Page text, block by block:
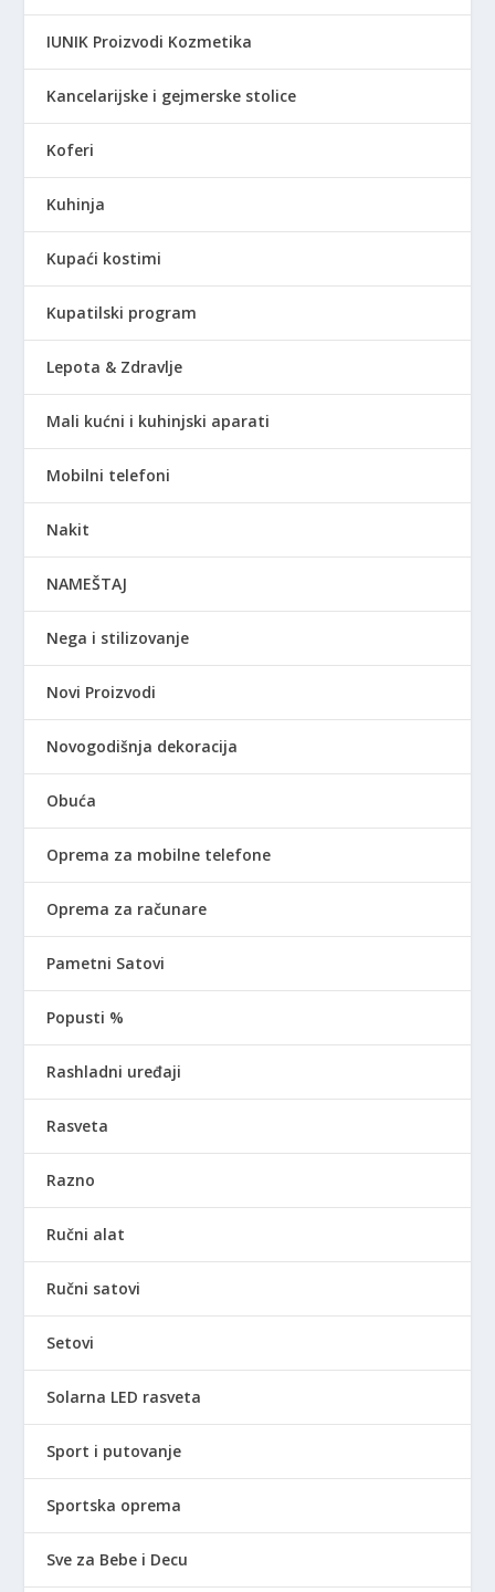
IUNIK Proizvodi Kozmetika
Kancelarijske i gejmerske stolice
Koferi
Kuhinja
Kupaći kostimi
Kupatilski program
Lepota & Zdravlje
Mali kućni i kuhinjski aparati
Mobilni telefoni
Nakit
NAMEŠTAJ
Nega i stilizovanje
Novi Proizvodi
Novogodišnja dekoracija
Obuća
Oprema za mobilne telefone
Oprema za računare
Pametni Satovi
Popusti %
Rashladni uređaji
Rasveta
Razno
Ručni alat
Ručni satovi
Setovi
Solarna LED rasveta
Sport i putovanje
Sportska oprema
Sve za Bebe i Decu